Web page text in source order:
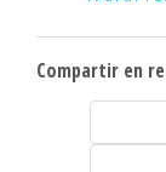
Compartir en